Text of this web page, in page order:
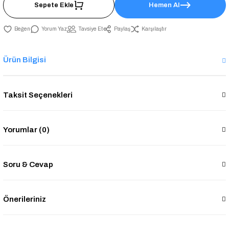
Sepete Ekle Hemen Al
Yorum Yaz Tavsiye Et Paylaş Karşılaştır
Ürün Bilgisi
Taksit Seçenekleri
Yorumlar (0)
Soru & Cevap
Önerileriniz